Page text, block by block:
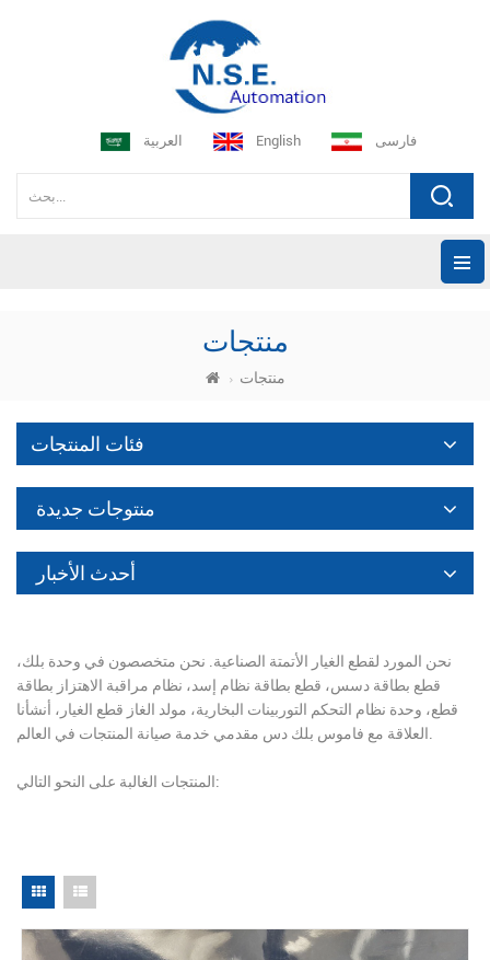
العربية English فارسی
منتجات
منتجات
فئات المنتجات
منتوجات جديدة
أحدث الأخبار
نحن المورد لقطع الغيار الأتمتة الصناعية. نحن متخصصون في وحدة بلك،
قطع بطاقة دسس، قطع بطاقة نظام إسد، نظام مراقبة الاهتزاز بطاقة
قطع، وحدة نظام التحكم التوربينات البخارية، مولد الغاز قطع الغيار، أنشأنا
المنتجات الغالبة على النحو التالي: